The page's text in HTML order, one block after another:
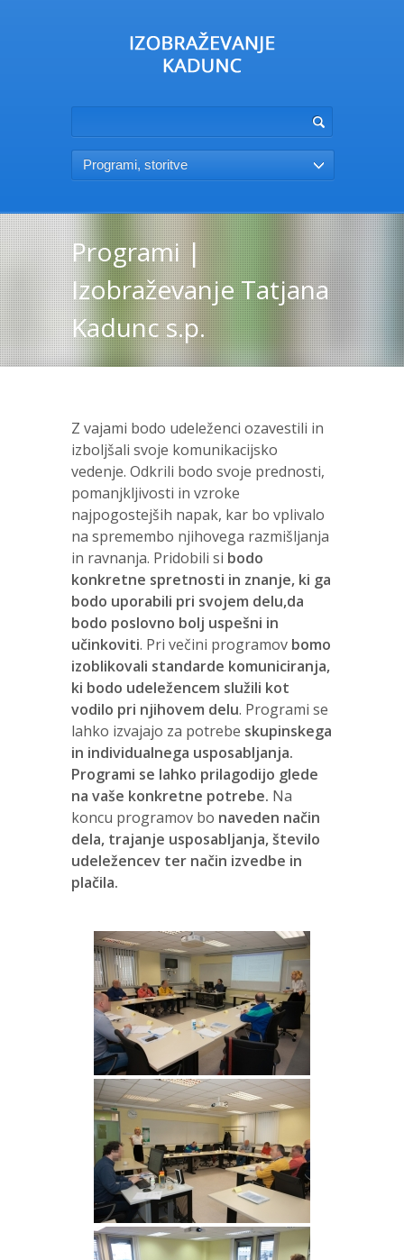
Programi, storitve
Programi |
Izobraževanje Tatjana
Kadunc s.p.
Z vajami bodo udeleženci ozavestili in
izboljšali svoje komunikacijsko
vedenje. Odkrili bodo svoje prednosti,
pomanjkljivosti in vzroke
najpogostejših napak, kar bo vplivalo
na spremembo njihovega razmišljanja
in ravnanja. Pridobili si bodo
konkretne spretnosti in znanje, ki ga
bodo uporabili pri svojem delu,da
bodo poslovno bolj uspešni in
učinkoviti. Pri večini programov bomo
izoblikovali standarde komuniciranja,
ki bodo udeležencem služili kot
vodilo pri njihovem delu. Programi se
lahko izvajajo za potrebe skupinskega
in individualnega usposabljanja.
Programi se lahko prilagodijo glede
na vaše konkretne potrebe. Na
koncu programov bo naveden način
dela, trajanje usposabljanja, število
udeležencev ter način izvedbe in
plačila.